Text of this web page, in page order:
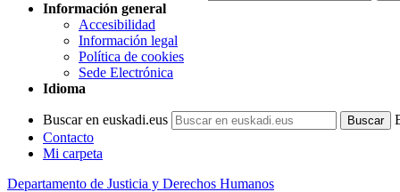
Información general
Accesibilidad
Información legal
Política de cookies
Sede Electrónica
Idioma
Buscar en euskadi.eus
Contacto
Mi carpeta
Departamento de Justicia y Derechos Humanos